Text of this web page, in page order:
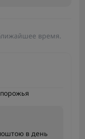
время.
в день